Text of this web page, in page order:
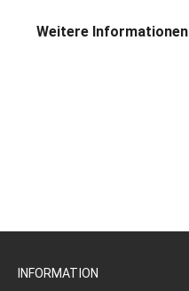
Weitere Informationen
INFORMATION